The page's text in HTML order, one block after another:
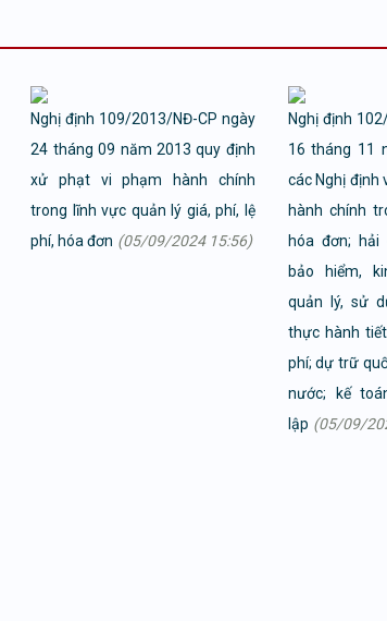
Nghị định 109/2013/NĐ-CP ngày
24 tháng 09 năm 2013 quy định
xử phạt vi phạm hành chính
trong lĩnh vực quản lý giá, phí, lệ
phí, hóa đơn (05/09/2024 15:56)
Nghị định
16 tháng 11
các Nghị định
hành chính
hóa đơn; hải
bảo hiểm,
quản lý, sử
thực hành
phí; dự trữ
nước; kế
lập (05/09/